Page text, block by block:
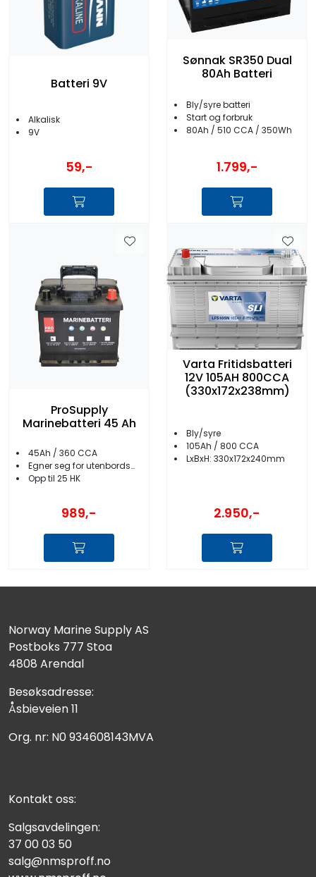
Batteri 9V
Alkalisk
9V
59,-
Sønnak SR350 Dual
80Ah Batteri
Bly/syre batteri
Start og forbruk
80Ah / 510 CCA / 350Wh
1.799,-
ProSupply
Marinebatteri 45 Ah
45Ah / 360 CCA
Egner seg for utenbordsmotor
Opp til 25 HK
989,-
Varta Fritidsbatteri
12V 105AH 800CCA
(330x172x238mm)
Bly/syre
105Ah / 800 CCA
LxBxH: 330x172x240mm
2.950,-
Norway Marine Supply AS
Postboks 777 Stoa
4808 Arendal
Besøksadresse:
Åsbieveien 11
Org. nr: N0 934608143MVA
Kontakt oss:
Salgsavdelingen:
37 00 03 50
salg@nmsproff.no